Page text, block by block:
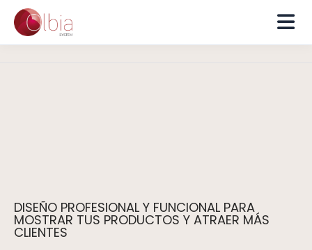
DISEÑO PROFESIONAL Y FUNCIONAL PARA
MOSTRAR TUS PRODUCTOS Y ATRAER MÁS
CLIENTES